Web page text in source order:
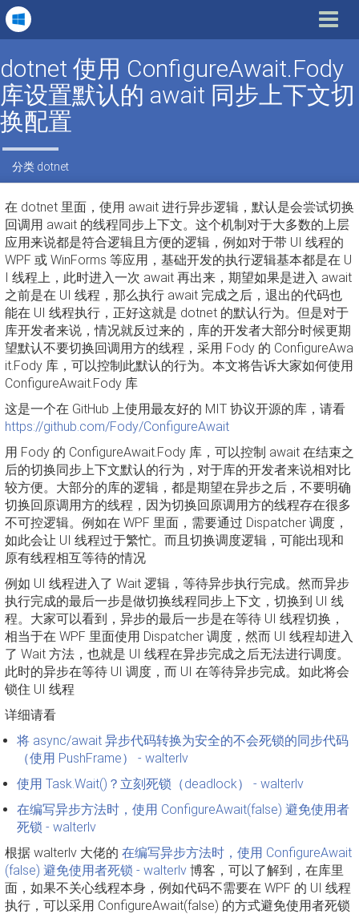
Toggle
dotnet 使用 ConfigureAwait.Fody
库设置默认的 await 同步上下文切
换配置
分类 dotnet
在 dotnet 里面，使用 await 进行异步逻辑，默认是会尝试切换
回调用 await 的线程同步上下文。这个机制对于大多数的上层
应用来说都是符合逻辑且方便的逻辑，例如对于带 UI 线程的
WPF 或 WinForms 等应用，基础开发的执行逻辑基本都是在 U
I 线程上，此时进入一次 await 再出来，期望如果是进入 await
之前是在 UI 线程，那么执行 await 完成之后，退出的代码也
能在 UI 线程执行，正好这就是 dotnet 的默认行为。但是对于
库开发者来说，情况就反过来的，库的开发者大部分时候更期
望默认不要切换回调用方的线程，采用 Fody 的 ConfigureAwa
it.Fody 库，可以控制此默认的行为。本文将告诉大家如何使用
ConfigureAwait.Fody 库
这是一个在 GitHub 上使用最友好的 MIT 协议开源的库，请看
https://github.com/Fody/ConfigureAwait
用 Fody 的 ConfigureAwait.Fody 库，可以控制 await 在结束之
后的切换同步上下文默认的行为，对于库的开发者来说相对比
较方便。大部分的库的逻辑，都是期望在异步之后，不要明确
切换回原调用方的线程，因为切换回原调用方的线程存在很多
不可控逻辑。例如在 WPF 里面，需要通过 Dispatcher 调度，
如此会让 UI 线程过于繁忙。而且切换调度逻辑，可能出现和
原有线程相互等待的情况
例如 UI 线程进入了 Wait 逻辑，等待异步执行完成。然而异步
执行完成的最后一步是做切换线程同步上下文，切换到 UI 线
程。大家可以看到，异步的最后一步是在等待 UI 线程切换，
相当于在 WPF 里面使用 Dispatcher 调度，然而 UI 线程却进入
了 Wait 方法，也就是 UI 线程在异步完成之后无法进行调度。
此时的异步在等待 UI 调度，而 UI 在等待异步完成。如此将会
锁住 UI 线程
详细请看
将 async/await 异步代码转换为安全的不会死锁的同步代码
（使用 PushFrame） - walterlv
使用 Task.Wait()？立刻死锁（deadlock） - walterlv
在编写异步方法时，使用 ConfigureAwait(false) 避免使用者
死锁 - walterlv
根据 walterlv 大佬的 在编写异步方法时，使用 ConfigureAwait
(false) 避免使用者死锁 - walterlv 博客，可以了解到，在库里
面，如果不关心线程本身，例如代码不需要在 WPF 的 UI 线程
执行，可以采用 ConfigureAwait(false) 的方式避免使用者死锁